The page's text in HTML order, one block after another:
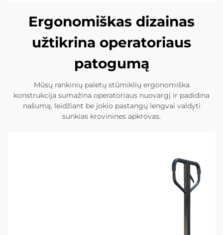
Ergonomiškas dizainas
užtikrina operatoriaus
patogumą
Mūsų rankinių paletų stūmiklių ergonomiška
konstrukcija sumažina operatoriaus nuovargį ir padidina
našumą, leidžiant be jokio pastangų lengvai valdyti
sunkias krovinines apkrovas.